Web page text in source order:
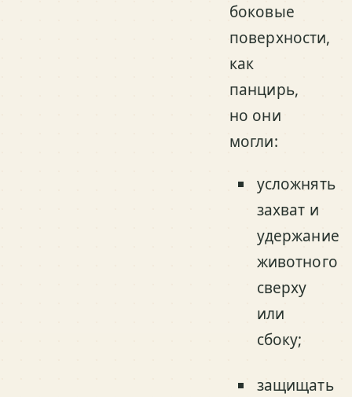
боковые
поверхности,
как
панцирь,
но они
могли:
усложнять
захват и
удержание
животного
сверху
или
сбоку;
защищать